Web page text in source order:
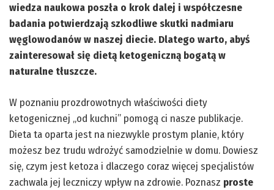
wiedza naukowa poszła o krok dalej i współczesne
badania potwierdzają szkodliwe skutki nadmiaru
węglowodanów w naszej diecie. Dlatego warto, abyś
zainteresował się dietą ketogeniczną bogatą w
naturalne tłuszcze.
W poznaniu prozdrowotnych właściwości diety
ketogenicznej „od kuchni” pomogą ci nasze publikacje.
Dieta ta oparta jest na niezwykle prostym planie, który
możesz bez trudu wdrożyć samodzielnie w domu. Dowiesz
się, czym jest ketoza i dlaczego coraz więcej specjalistów
zachwala jej leczniczy wpływ na zdrowie. Poznasz proste